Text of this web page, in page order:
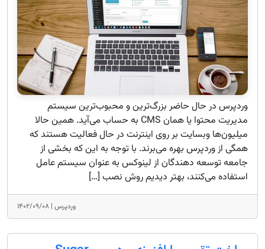
وردپرس در حال حاضر بزرگ‌ترین و محبوب‌ترین سیستم
مدیریت محتوا یا همان CMS به حساب می‌آید. همین حالا
میلیون‌ها وبسایت بر روی اینترنت در حال فعالیت هستند که
همگی از وردپرس بهره می‌برند. با توجه به این که بخشی از
جامعه توسعه‌ دهندگان از لینوکس به عنوان سیستم عامل
استفاده می‌کنند، بهتر دیدیم روش نصب […]
وردپرس | ۱۴۰۲/۰۹/۰۸